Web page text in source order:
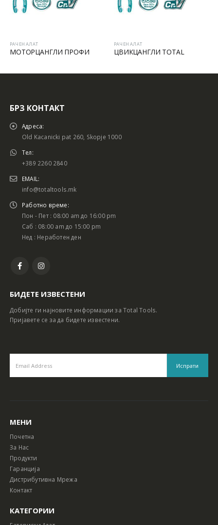
РАЧЕН АЛАТ
МОТОРЦАНГЛИ ПРОФИ
РАЧЕН АЛАТ
ЦВИКЦАНГЛИ TOTAL
БРЗ КОНТАКТ
Адреса:
Old Kacanicki pat 260, Skopje 1000
Тел:
+389 2260 2840
EMAIL:
info@totaltools.mk
Работно време:
Пон - Пет : 08:00 am до 16:00 pm
Саб : 08:00 am до 15:00 pm
Нед : Неработен ден
БИДЕТЕ ИЗВЕСТЕНИ
Добијте ги најновите информации за Total Tools.
Пријавете се за да бидете известени.
МЕНИ
Почетна
За Нас
Продукти
Гаранција
Дистрибутивна Мрежа
Контакт
КАТЕГОРИИ